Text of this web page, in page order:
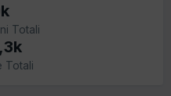
Totali
Totali